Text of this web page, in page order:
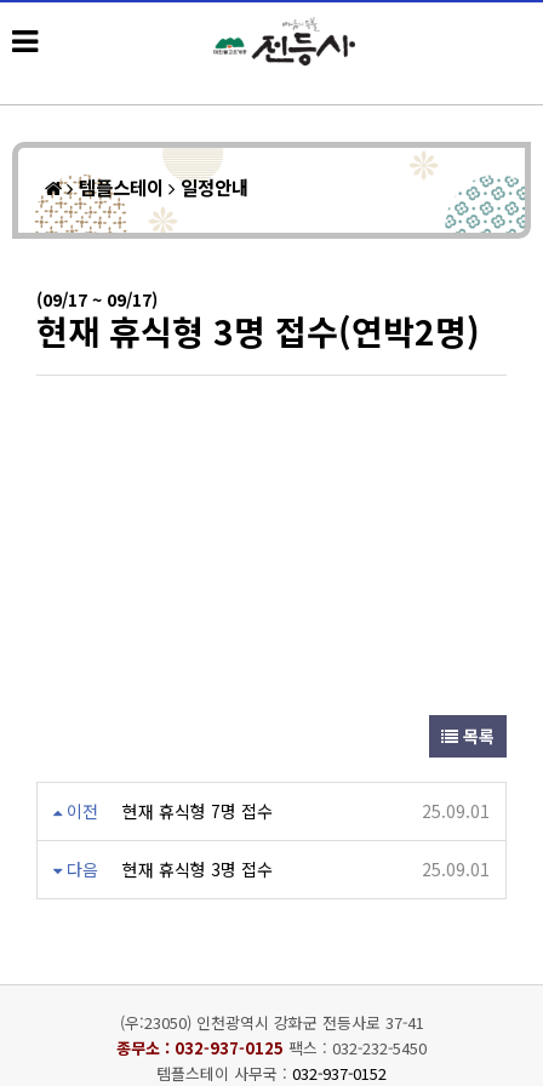
템플스테이 일정안내
(09/17 ~ 09/17)
현재 휴식형 3명 접수(연박2명)
목록
이전 현재 휴식형 7명 접수 25.09.01
다음 현재 휴식형 3명 접수 25.09.01
(우:23050) 인천광역시 강화군 전등사로 37-41
종무소 : 032-937-0125 팩스 : 032-232-5450
템플스테이 사무국 : 032-937-0152